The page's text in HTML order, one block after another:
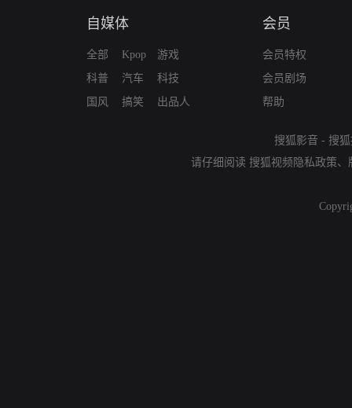
自媒体
全部
科普
国风
Kpop
汽车
搞笑
游戏
科技
出品人
会员
会员特权
会员剧场
帮助
搜狐影音 - 搜
请仔细阅读 搜狐视频隐私政策、